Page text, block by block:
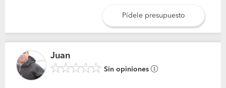
Pídele presupuesto
Juan
Sin opiniones